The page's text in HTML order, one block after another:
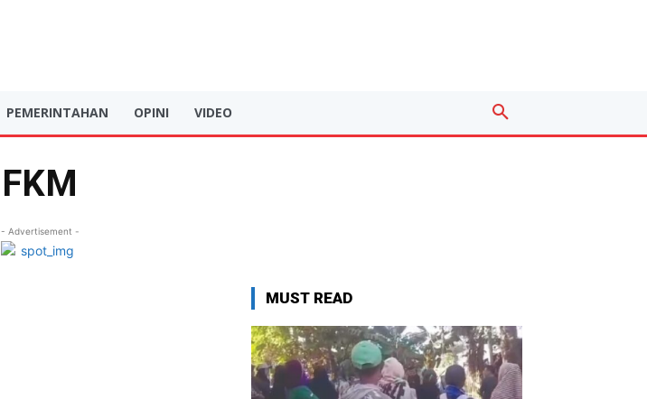
PEMERINTAHAN OPINI VIDEO
FKM
- Advertisement -
MUST READ